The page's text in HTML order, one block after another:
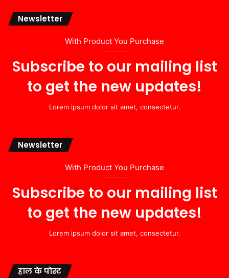
Newsletter
With Product You Purchase
Subscribe to our mailing list
to get the new updates!
Lorem ipsum dolor sit amet, consectetur.
Newsletter
With Product You Purchase
Subscribe to our mailing list
to get the new updates!
Lorem ipsum dolor sit amet, consectetur.
हाल के पोस्ट